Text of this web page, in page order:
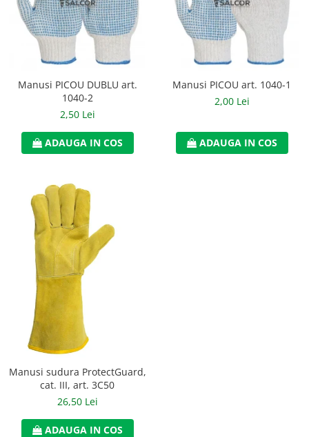
Manusi PICOU DUBLU art.
1040-2
2,50 Lei
ADAUGA IN COS
Manusi PICOU art. 1040-1
2,00 Lei
ADAUGA IN COS
Manusi sudura ProtectGuard,
cat. III, art. 3C50
26,50 Lei
ADAUGA IN COS